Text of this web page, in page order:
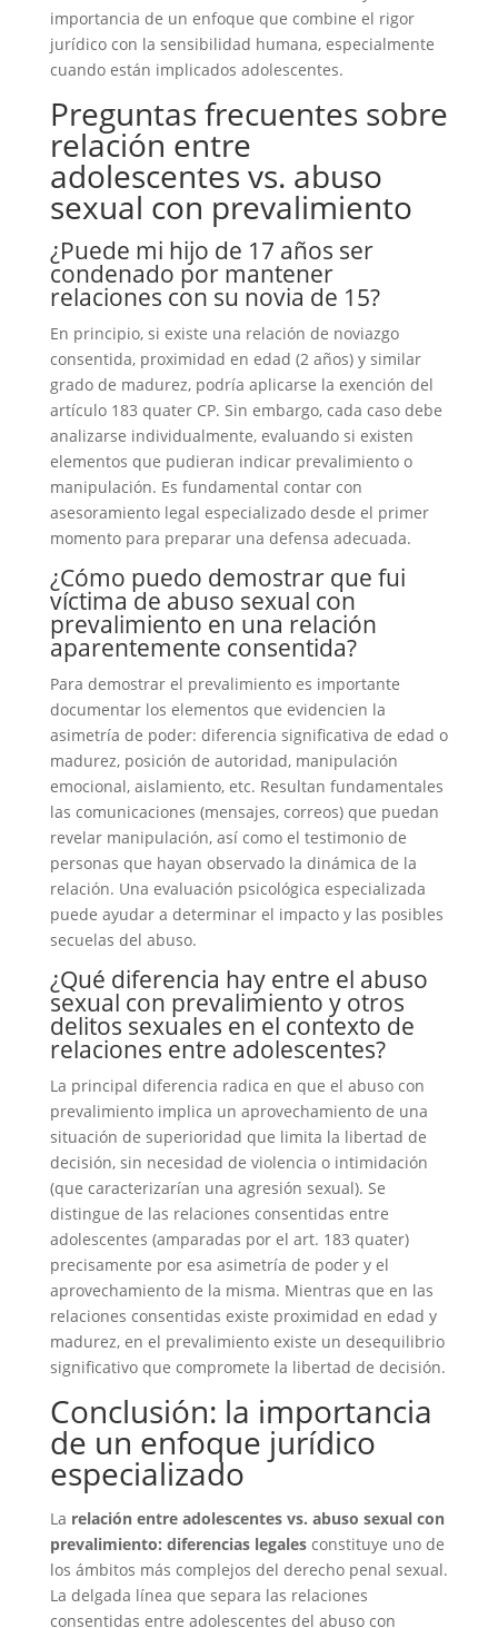
importancia de un enfoque que combine el rigor
jurídico con la sensibilidad humana, especialmente
cuando están implicados adolescentes.
Preguntas frecuentes sobre
relación entre
adolescentes vs. abuso
sexual con prevalimiento
¿Puede mi hijo de 17 años ser
condenado por mantener
relaciones con su novia de 15?
En principio, si existe una relación de noviazgo
consentida, proximidad en edad (2 años) y similar
grado de madurez, podría aplicarse la exención del
artículo 183 quater CP. Sin embargo, cada caso debe
analizarse individualmente, evaluando si existen
elementos que pudieran indicar prevalimiento o
manipulación. Es fundamental contar con
asesoramiento legal especializado desde el primer
momento para preparar una defensa adecuada.
¿Cómo puedo demostrar que fui
víctima de abuso sexual con
prevalimiento en una relación
aparentemente consentida?
Para demostrar el prevalimiento es importante
documentar los elementos que evidencien la
asimetría de poder: diferencia significativa de edad o
madurez, posición de autoridad, manipulación
emocional, aislamiento, etc. Resultan fundamentales
las comunicaciones (mensajes, correos) que puedan
revelar manipulación, así como el testimonio de
personas que hayan observado la dinámica de la
relación. Una evaluación psicológica especializada
puede ayudar a determinar el impacto y las posibles
secuelas del abuso.
¿Qué diferencia hay entre el abuso
sexual con prevalimiento y otros
delitos sexuales en el contexto de
relaciones entre adolescentes?
La principal diferencia radica en que el abuso con
prevalimiento implica un aprovechamiento de una
situación de superioridad que limita la libertad de
decisión, sin necesidad de violencia o intimidación
(que caracterizarían una agresión sexual). Se
distingue de las relaciones consentidas entre
adolescentes (amparadas por el art. 183 quater)
precisamente por esa asimetría de poder y el
aprovechamiento de la misma. Mientras que en las
relaciones consentidas existe proximidad en edad y
madurez, en el prevalimiento existe un desequilibrio
significativo que compromete la libertad de decisión.
Conclusión: la importancia
de un enfoque jurídico
especializado
La relación entre adolescentes vs. abuso sexual con
prevalimiento: diferencias legalesconstituye uno de
los ámbitos más complejos del derecho penal sexual.
La delgada línea que separa las relaciones
consentidas entre adolescentes del abuso con